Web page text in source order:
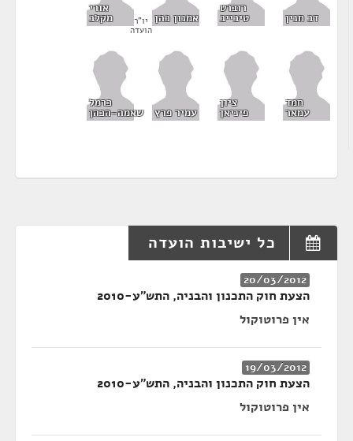
דב חנין
רוברט
טיבייב אמנון כהן יו"ר
הועדה
אורי
מקלב
חמד
עמאר
ציון
פיניאן עמיר פרץ
כרמל
שאמה-הכהן
כל ישיבות הועדה
20/03/2012
הצעת חוק התכנון והבניה, התש"ע-2010
אין פרוטוקול
19/03/2012
הצעת חוק התכנון והבניה, התש"ע-2010
אין פרוטוקול